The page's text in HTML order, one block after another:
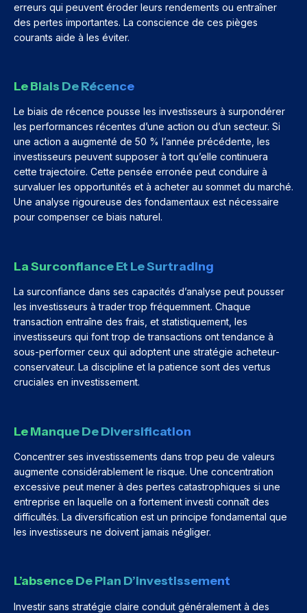
erreurs qui peuvent éroder leurs rendements ou entraîner
des pertes importantes. La conscience de ces pièges
courants aide à les éviter.
Le Biais De Récence
Le biais de récence pousse les investisseurs à surpondérer
les performances récentes d’une action ou d’un secteur. Si
une action a augmenté de 50 % l’année précédente, les
investisseurs peuvent supposer à tort qu’elle continuera
cette trajectoire. Cette pensée erronée peut conduire à
survaluer les opportunités et à acheter au sommet du marché.
Une analyse rigoureuse des fondamentaux est nécessaire
pour compenser ce biais naturel.
La Surconfiance Et Le Surtrading
La surconfiance dans ses capacités d’analyse peut pousser
les investisseurs à trader trop fréquemment. Chaque
transaction entraîne des frais, et statistiquement, les
investisseurs qui font trop de transactions ont tendance à
sous-performer ceux qui adoptent une stratégie acheteur-
conservateur. La discipline et la patience sont des vertus
cruciales en investissement.
Le Manque De Diversification
Concentrer ses investissements dans trop peu de valeurs
augmente considérablement le risque. Une concentration
excessive peut mener à des pertes catastrophiques si une
entreprise en laquelle on a fortement investi connaît des
difficultés. La diversification est un principe fondamental que
les investisseurs ne doivent jamais négliger.
L’absence De Plan D’investissement
Investir sans stratégie claire conduit généralement à des